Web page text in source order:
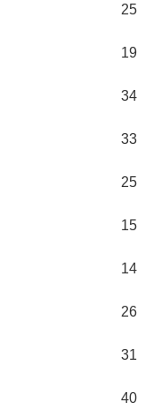
25
19
34
33
25
15
14
26
31
40